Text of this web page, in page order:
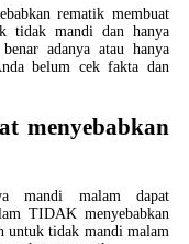
rematik membuat
tidak mandi dan hanya
adanya atau hanya
belum cek fakta dan
menyebabkan
mandi malam dapat
TIDAK menyebabkan
untuk tidak mandi malam